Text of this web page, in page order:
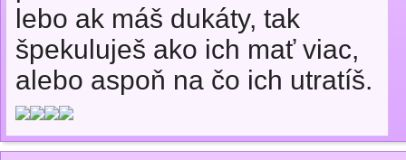
lebo ak máš dukáty, tak
špekuluješ ako ich mať viac,
alebo aspoň na čo ich utratíš.